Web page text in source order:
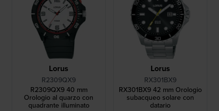
Lorus
R2309QX9
R2309QX9 40 mm
Orologio al quarzo con
quadrante illuminato
Lorus
RX301BX9
RX301BX9 42 mm Orologio
subacqueo solare con
datario